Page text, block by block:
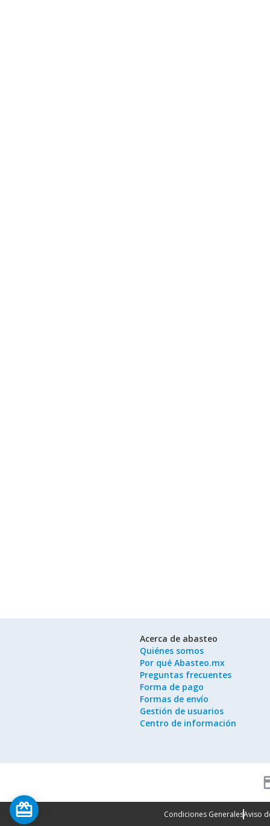
Acerca de abasteo
Quiénes somos
Por qué Abasteo.mx
Preguntas frecuentes
Forma de pago
Formas de envío
Gestión de usuarios
Centro de información
Condiciones GeneralesAviso
card_giftcard